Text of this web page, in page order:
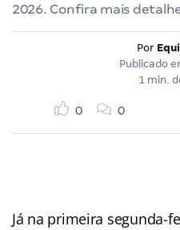
2026. Confira mais
Por
Publicado
1 min.
0 0
Já na primeira segunda-